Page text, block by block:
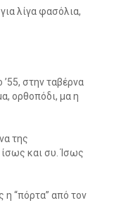
λίγα φασόλια,
στην ταβέρνα
ορθοπόδι, μα η
της
και συ. Ίσως
“πόρτα” από τον